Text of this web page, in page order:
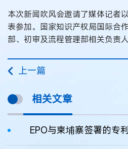
本次新闻吹风会邀请了媒体记者
表参加。国家知识产权局国际合
部、初审及流程管理部相关负责
上一篇
相关文章